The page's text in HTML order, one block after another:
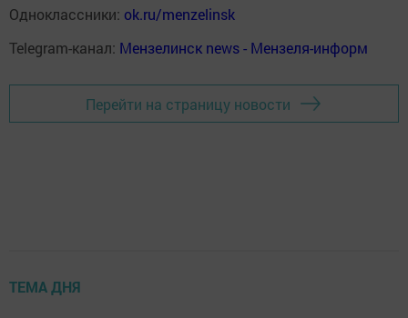
Одноклассники: ok.ru/menzelinsk
Telegram-канал: Мензелинск news - Мензеля-информ
Перейти на страницу новости
ТЕМА ДНЯ